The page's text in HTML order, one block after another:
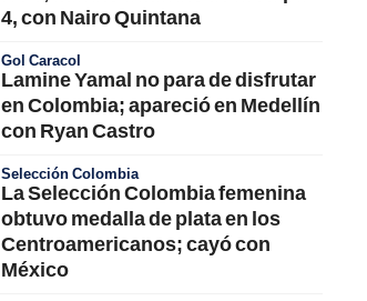
4, con Nairo Quintana
Gol Caracol
Lamine Yamal no para de disfrutar
en Colombia; apareció en Medellín
con Ryan Castro
Selección Colombia
La Selección Colombia femenina
obtuvo medalla de plata en los
Centroamericanos; cayó con
México